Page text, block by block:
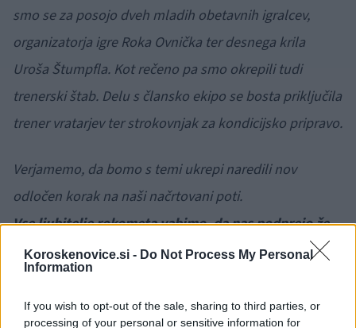
Koroskenovice.si - Do Not Process My Personal
Information
If you wish to opt-out of the sale, sharing to third parties, or
processing of your personal or sensitive information for
smo se za posojo dveh mladih obetavnih igralcev,
organizatorja igre Roka Ovnička ter desnega krila
Uroša Štumpfla. Kot rečeno pa smo okrepili tudi
trenerski štab. Delu s člansko ekipo se bosta priključila
trener vratarjev ter strokovnjak za kondicijsko pripravo.
Verjamemo, da bomo s temi ukrepi naredili nov
odločen korak na naši načrtovani poti.
Vse ljubitelje rokometa vabimo, da nas podprejo že
na naslednji domači tekmi, ko v goste prihaja ekipa
iz Dobove."